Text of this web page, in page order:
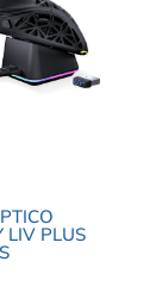
LIV PLUS